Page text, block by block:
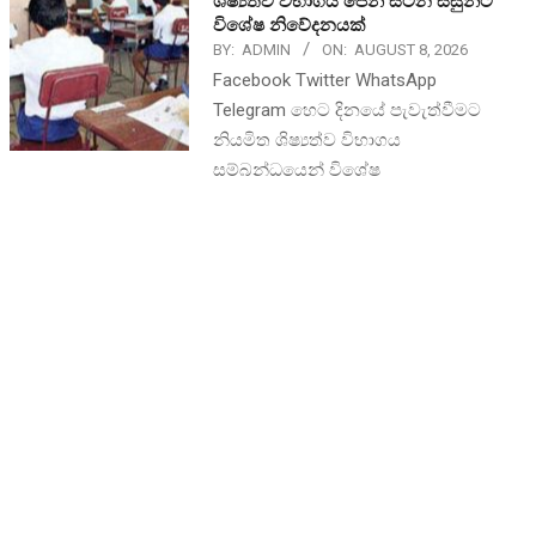
විශේෂ නිවේදනයක්
BY: ADMIN ON: AUGUST 8, 2026
Facebook Twitter WhatsApp
Telegram හෙට දිනයේ පැවැත්වීමට
නියමිත ශිෂ්‍යත්ව විභාගය
සම්බන්ධයෙන් විශේෂ